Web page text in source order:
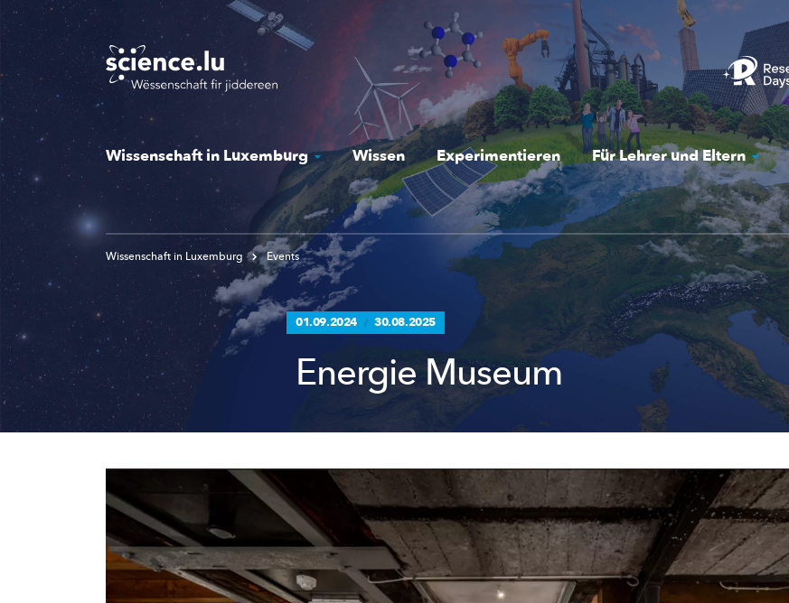
Skip
to
main
content
Wissenschaft in Luxemburg Wissen Experimentieren Für Lehrer und Eltern
Wissenschaft in Luxemburg Events
01.09.2024 / 30.08.2025
Energie Museum